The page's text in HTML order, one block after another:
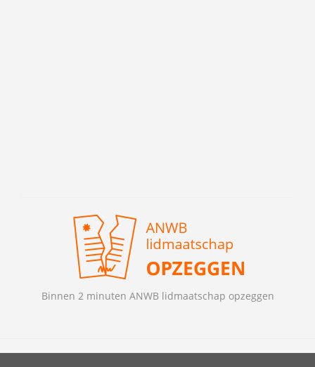
Binnen 2 minuten ANWB lidmaatschap opzeggen